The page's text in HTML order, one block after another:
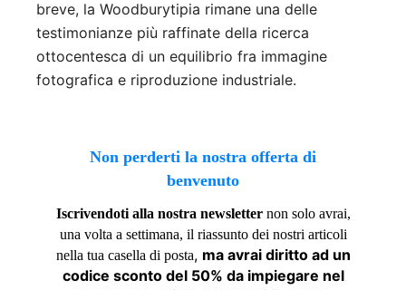
breve, la Woodburytipia rimane una delle
testimonianze più raffinate della ricerca
ottocentesca di un equilibrio fra immagine
fotografica e riproduzione industriale.
Non perderti la nostra offerta di
benvenuto
Iscrivendoti alla nostra newsletternon solo avrai,
una volta a settimana, il riassunto dei nostri articoli
nella tua casella di posta, ma avrai diritto ad un
codice sconto del 50% da impiegare nel